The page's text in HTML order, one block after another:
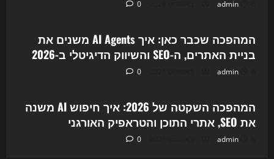
admin
0 Uncategorized
המהפכה שכבר כאן: איך AI Agents משנים את
בניית האתרים, ה-SEO והשיווק הדיגיטלי ב-2026
admin
0 Uncategorized
המהפכה השקטה של 2026: איך חיפוש AI משנה
את SEO, אתרי התוכן והטראפיק האורגני
admin
0